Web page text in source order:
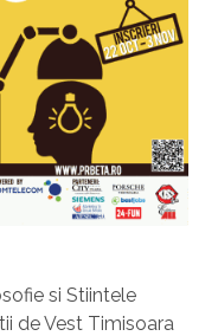
si Stiintele
de Vest Timisoara